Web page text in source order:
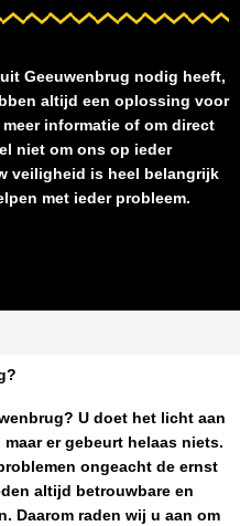
Geeuwenbrug nodig heeft,
altijd een oplossing voor
informatie of om direct
niet om ons op ieder
veiligheid is heel belangrijk
met ieder probleem.
? U doet het licht aan
er gebeurt helaas niets.
ongeacht de ernst
altijd betrouwbare en
Daarom raden wij u aan om